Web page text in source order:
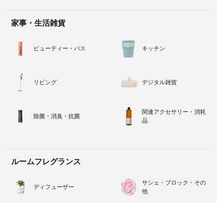
家事・生活雑貨
ビューティー・バス キッチン
リビング デジタル雑貨
除菌・消臭・抗菌
関連アクセサリー・消耗
品
ルームフレグランス
ディフューザー
サシェ・ブロック・その
他